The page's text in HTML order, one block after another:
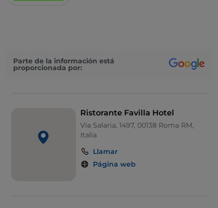
Parte de la información está
proporcionada por:
Ristorante Favilla Hotel
Via Salaria, 1497, 00138 Roma RM,
Italia
Llamar
Página web